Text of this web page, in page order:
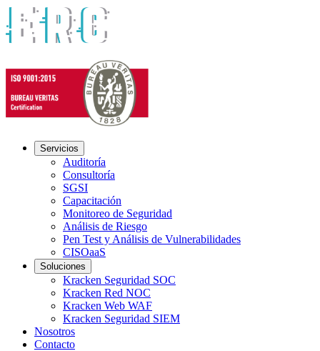
Servicios
Auditoría
Consultoría
SGSI
Capacitación
Monitoreo de Seguridad
Análisis de Riesgo
Pen Test y Análisis de Vulnerabilidades
CISOaaS
Soluciones
Kracken Seguridad SOC
Kracken Red NOC
Kracken Web WAF
Kracken Seguridad SIEM
Nosotros
Contacto